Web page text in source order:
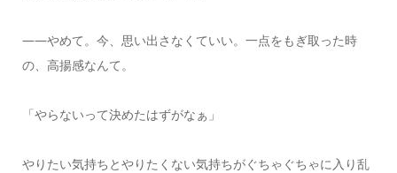
――やめて。今、思い出さなくていい。一点をもぎ取った時
の、高揚感なんて。
「やらないって決めたはずがなぁ」
やりたい気持ちとやりたくない気持ちがぐちゃぐちゃに入り乱